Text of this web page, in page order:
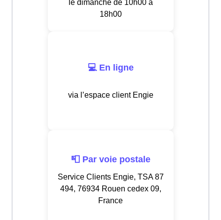
le dimanche de 10h00 à
18h00
💻 En ligne
via l’espace client Engie
📮 Par voie postale
Service Clients Engie, TSA 87
494, 76934 Rouen cedex 09,
France